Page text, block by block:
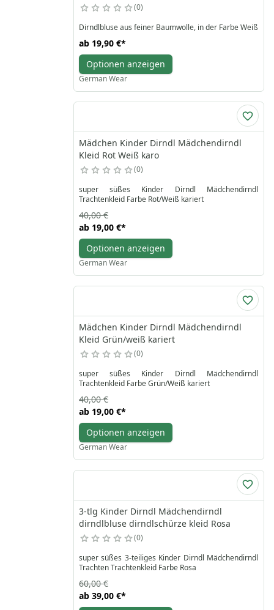
0
Dirndlbluse aus feiner Baumwolle, in der Farbe Weiß
ab 19,90 €*
Optionen anzeigen
German Wear
Mädchen Kinder Dirndl Mädchendirndl
Kleid Rot Weiß karo
0
super süßes Kinder Dirndl Mädchendirndl
Trachtenkleid Farbe Rot/Weiß kariert
ab 19,00 €*
40,00 €
Optionen anzeigen
German Wear
Mädchen Kinder Dirndl Mädchendirndl
Kleid Grün/weiß kariert
0
super süßes Kinder Dirndl Mädchendirndl
Trachtenkleid Farbe Grün/Weiß kariert
ab 19,00 €*
40,00 €
Optionen anzeigen
German Wear
3-tlg Kinder Dirndl Mädchendirndl
dirndlbluse dirndlschürze kleid Rosa
0
super süßes 3-teiliges Kinder Dirndl Mädchendirndl
Trachten Trachtenkleid Farbe Rosa
ab 39,00 €*
60,00 €